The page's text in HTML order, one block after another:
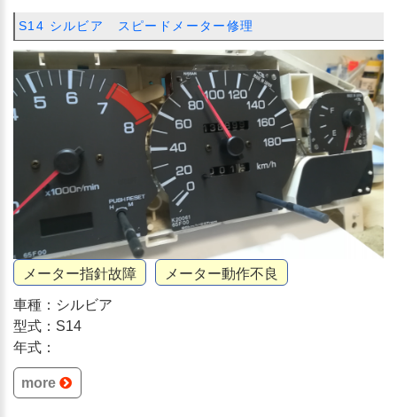
S14 シルビア スピードメーター修理
メーター指針故障 メーター動作不良
車種：シルビア
型式：S14
年式：
more